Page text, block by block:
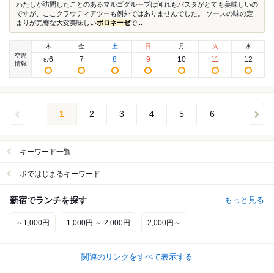
わたしが訪問したことのあるマルゴグループは何れもパスタがとても美味しいの
ですが、ここクラウディアツーも例外ではありませんでした。 ソースの味の定
まりが完璧な大変美味しいボロネーゼで...
空席
情報
木
8/6
金
7
土
8
日
9
月
10
火
11
水
12
1 2 3 4 5 6
キーワード一覧
ボではじまるキーワード
新宿でランチを探す もっと見る
～1,000円 1,000円 ～ 2,000円 2,000円～
関連のリンクをすべて表示する